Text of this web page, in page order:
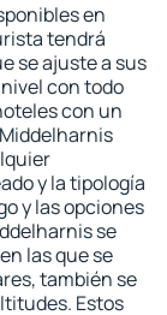
en
tendrá
se ajuste a sus
con todo
con un
y la tipología
y las opciones
se
las que se
también se
Estos